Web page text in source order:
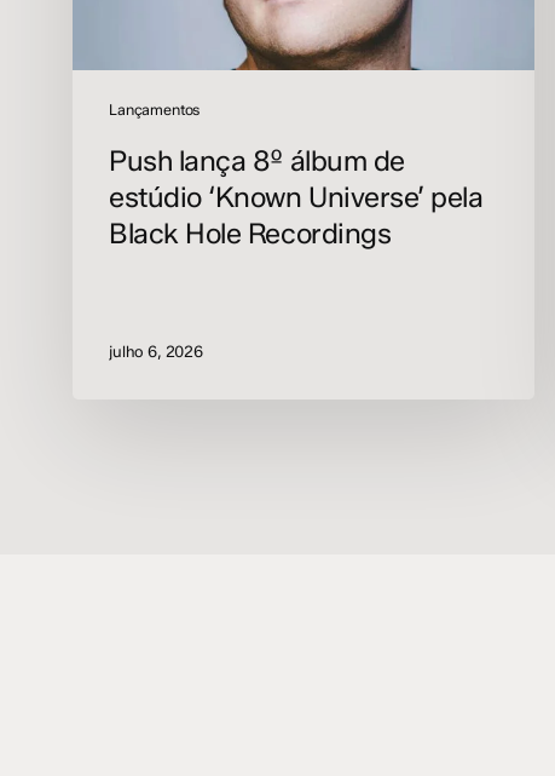
Lançamentos
Push lança 8º álbum de
estúdio ‘Known Universe’ pela
Black Hole Recordings
julho 6, 2026